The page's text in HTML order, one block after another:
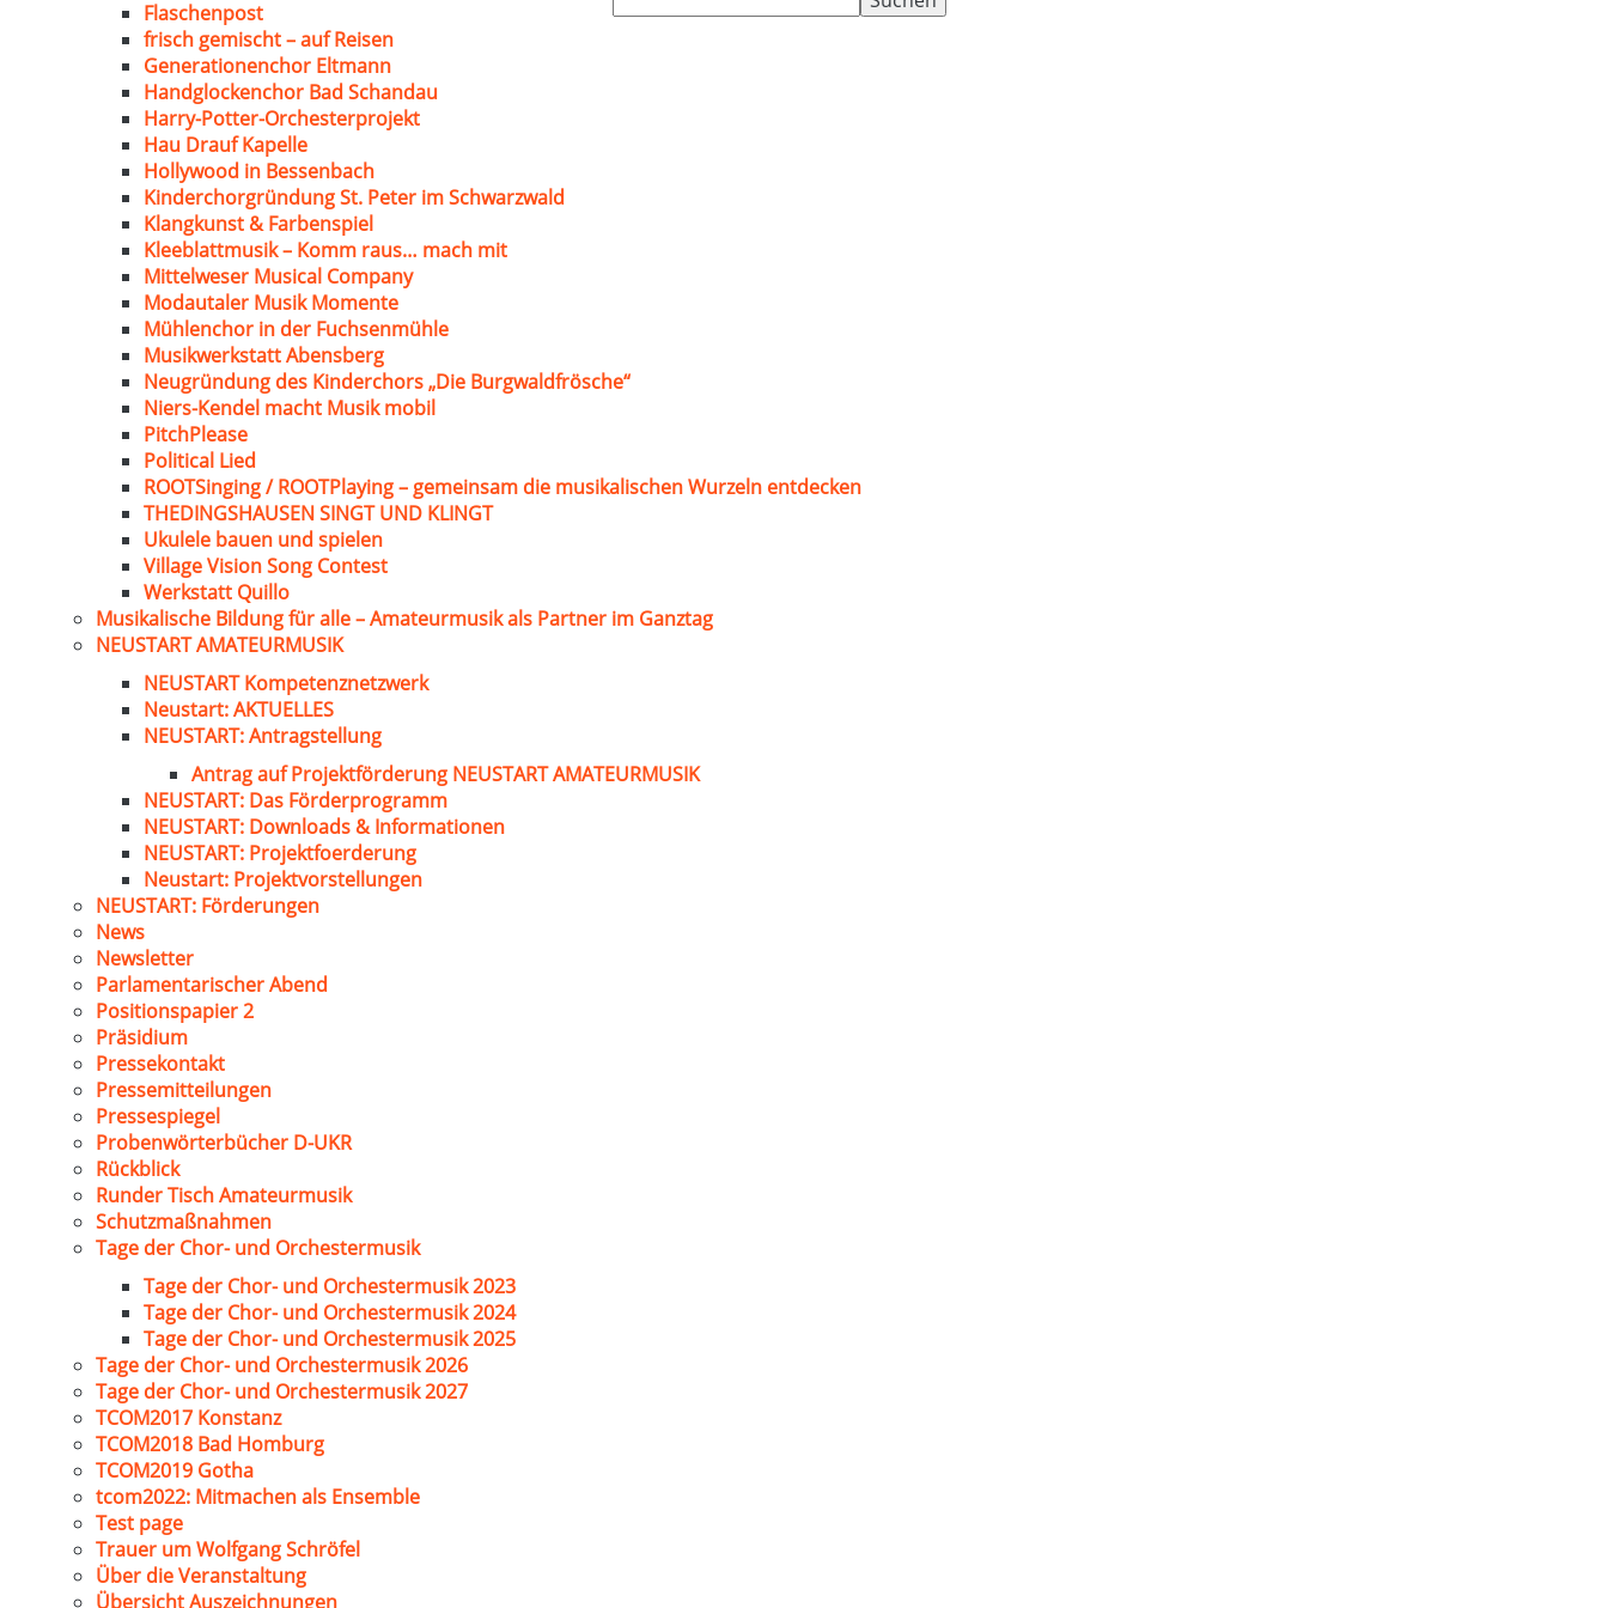
nach:
Flaschenpost
frisch gemischt – auf Reisen
Generationenchor Eltmann
Handglockenchor Bad Schandau
Harry-Potter-Orchesterprojekt
Hau Drauf Kapelle
Hollywood in Bessenbach
Kinderchorgründung St. Peter im Schwarzwald
Klangkunst & Farbenspiel
Kleeblattmusik – Komm raus… mach mit
Mittelweser Musical Company
Modautaler Musik Momente
Mühlenchor in der Fuchsenmühle
Musikwerkstatt Abensberg
Neugründung des Kinderchors „Die Burgwaldfrösche“
Niers-Kendel macht Musik mobil
PitchPlease
Political Lied
ROOTSinging / ROOTPlaying – gemeinsam die musikalischen Wurzeln entdecken
THEDINGSHAUSEN SINGT UND KLINGT
Ukulele bauen und spielen
Village Vision Song Contest
Werkstatt Quillo
Musikalische Bildung für alle – Amateurmusik als Partner im Ganztag
NEUSTART AMATEURMUSIK
NEUSTART Kompetenznetzwerk
Neustart: AKTUELLES
NEUSTART: Antragstellung
Antrag auf Projektförderung NEUSTART AMATEURMUSIK
NEUSTART: Das Förderprogramm
NEUSTART: Downloads & Informationen
NEUSTART: Projektfoerderung
Neustart: Projektvorstellungen
NEUSTART: Förderungen
News
Newsletter
Parlamentarischer Abend
Positionspapier 2
Präsidium
Pressekontakt
Pressemitteilungen
Pressespiegel
Probenwörterbücher D-UKR
Rückblick
Runder Tisch Amateurmusik
Schutzmaßnahmen
Tage der Chor- und Orchestermusik
Tage der Chor- und Orchestermusik 2023
Tage der Chor- und Orchestermusik 2024
Tage der Chor- und Orchestermusik 2025
Tage der Chor- und Orchestermusik 2026
Tage der Chor- und Orchestermusik 2027
TCOM2017 Konstanz
TCOM2018 Bad Homburg
TCOM2019 Gotha
tcom2022: Mitmachen als Ensemble
Test page
Trauer um Wolfgang Schröfel
Über die Veranstaltung
Übersicht Auszeichnungen